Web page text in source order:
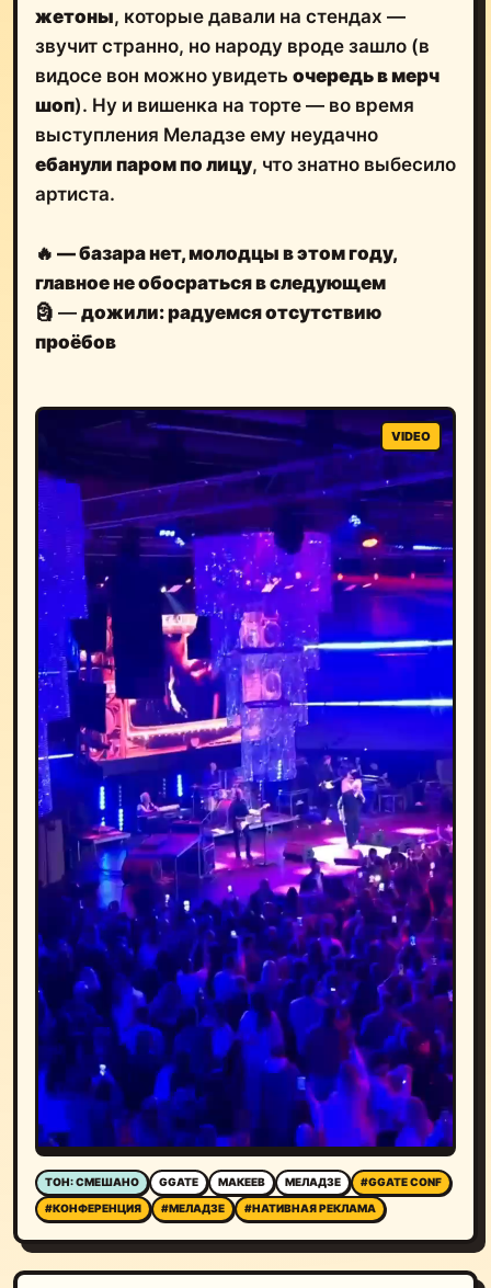
жетоны, которые давали на стендах —
звучит странно, но народу вроде зашло (в
видосе вон можно увидеть очередь в мерч
шоп). Ну и вишенка на торте — во время
выступления Меладзе ему неудачно
ебанули паром по лицу, что знатно выбесило
артиста.
🔥 — базара нет, молодцы в этом году,
главное не обосраться в следующем
🗿 — дожили: радуемся отсутствию
проёбов
ТОН: СМЕШАНО GGATE МАКЕЕВ МЕЛАДЗЕ
#GGATE CONF
#КОНФЕРЕНЦИЯ
#МЕЛАДЗЕ #НАТИВНАЯ РЕКЛАМА